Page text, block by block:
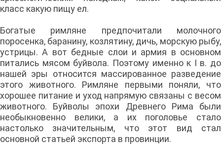
класс какую пищу ел.
Богатые римляне предпочитали молочного
поросенка, баранину, козлятину, дичь, морскую рыбу,
устрицы. А вот бедные слои и армия в основном
питались мясом буйвола. Поэтому именно к I в. до
нашей эры относится массированное разведение
этого животного. Римляне первыми поняли, что
хорошее питание и уход напрямую связаны с весом
животного. Буйволы эпохи Древнего Рима были
необыкновенно велики, а их поголовье стало
настолько значительным, что этот вид стал
основной статьей экспорта в провинции.